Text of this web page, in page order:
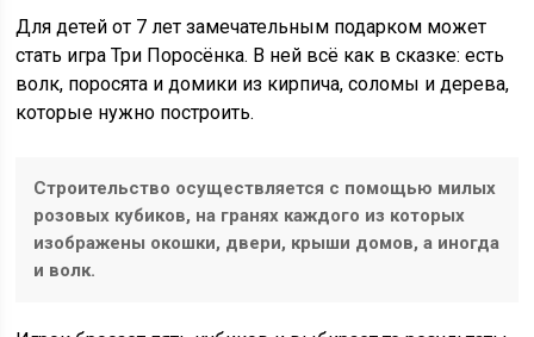
Для детей от 7 лет замечательным подарком может
стать игра Три Поросёнка. В ней всё как в сказке: есть
волк, поросята и домики из кирпича, соломы и дерева,
которые нужно построить.
Строительство осуществляется с помощью милых
розовых кубиков, на гранях каждого из которых
изображены окошки, двери, крыши домов, а иногда
и волк.